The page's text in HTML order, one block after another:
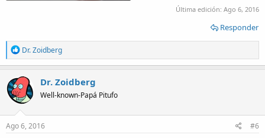
Última edición: Ago 6, 2016
Responder
R
e
a
c
t
i
o
n
s
Dr. Zoidberg
Dr. Zoidberg
Well-known-Papá Pitufo
Ago 6, 2016 #6